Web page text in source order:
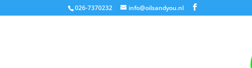
026-7370232 info@oilsandyou.nl